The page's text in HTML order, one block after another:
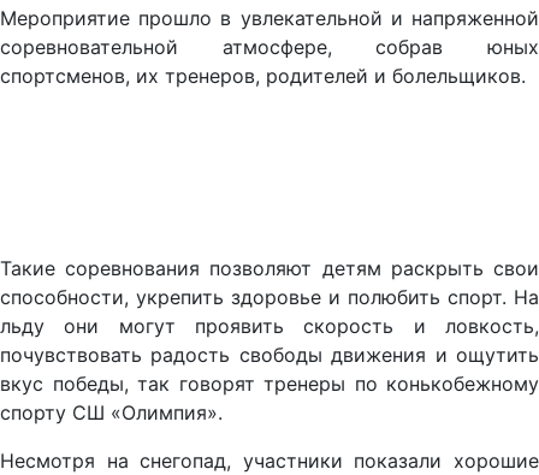
Мероприятие прошло в увлекательной и напряженной
соревновательной атмосфере, собрав юных
спортсменов, их тренеров, родителей и болельщиков.
Такие соревнования позволяют детям раскрыть свои
способности, укрепить здоровье и полюбить спорт. На
льду они могут проявить скорость и ловкость,
почувствовать радость свободы движения и ощутить
вкус победы, так говорят тренеры по конькобежному
спорту СШ «Олимпия».
Несмотря на снегопад, участники показали хорошие